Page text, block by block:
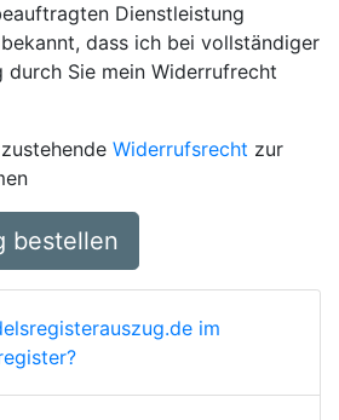
Dienstleistung
dass ich bei vollständiger
Sie mein Widerrufrecht
Widerrufsrecht zur
bestellen
im